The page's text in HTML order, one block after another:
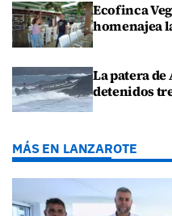
Ecofinca
homenajea
La patera
detenidos
MÁS EN LANZAROTE